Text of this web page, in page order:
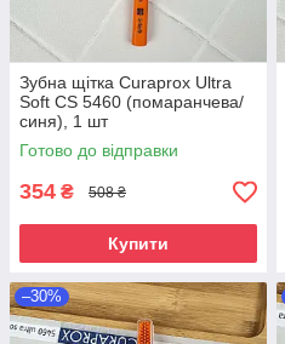
Зубна щітка Curaprox Ultra
Soft CS 5460 (помаранчева/
синя), 1 шт
Готово до відправки
354 ₴ 508 ₴
Купити
–30%